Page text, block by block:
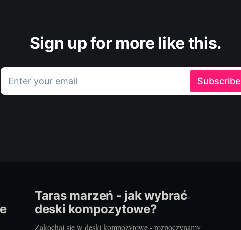
Sign up for more like this.
Enter your email Subscribe
Taras marzeń - jak wybrać
deski kompozytowe?
Zakochaj się w deski kompozytowe - rozpoczynamy